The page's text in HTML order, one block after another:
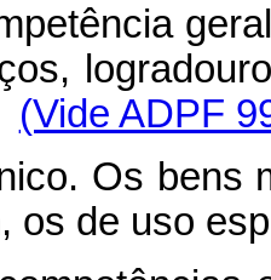
(Vide ADPF
Os bens
os de uso